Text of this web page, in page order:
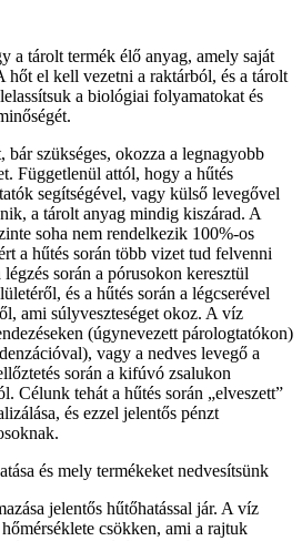
a tárolt termék élő anyag, amely saját
hőt el kell vezetni a raktárból, és a tárolt
a biológiai folyamatokat és
bár szükséges, okozza a legnagyobb
Függetlenül attól, hogy a hűtés
segítségével, vagy külső levegővel
a tárolt anyag mindig kiszárad. A
soha nem rendelkezik 100%-os
a hűtés során több vizet tud felvenni
során a pórusokon keresztül
és a hűtés során a légcserével
ami súlyveszteséget okoz. A víz
(úgynevezett párologtatókon)
vagy a nedves levegő a
során a kifúvó zsalukon
Célunk tehát a hűtés során „elveszett”
és ezzel jelentős pénzt
és mely termékeket nedvesítsünk
jelentős hűtőhatással jár. A víz
csökken, ami a rajtuk